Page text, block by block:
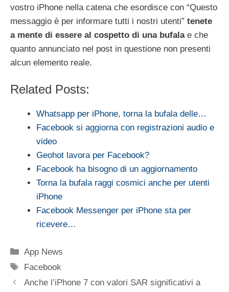
vostro iPhone nella catena che esordisce con “Questo
messaggio è per informare tutti i nostri utenti” tenete
a mente di essere al cospetto di una bufalae che
quanto annunciato nel post in questione non presenti
alcun elemento reale.
Related Posts:
Whatsapp per iPhone, torna la bufala delle…
Facebook si aggiorna con registrazioni audio e
video
Geohot lavora per Facebook?
Facebook ha bisogno di un aggiornamento
Torna la bufala raggi cosmici anche per utenti
iPhone
Facebook Messenger per iPhone sta per
ricevere…
Categorie
App News
Tag
Facebook
Anche l’iPhone 7 con valori SAR significativi a